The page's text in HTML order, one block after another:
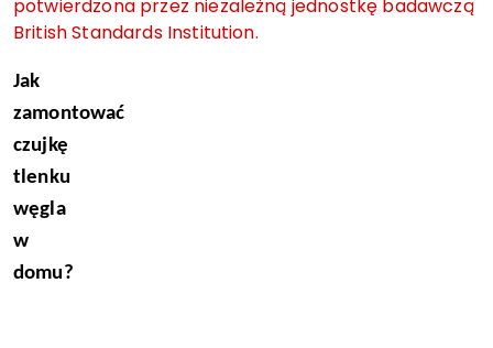
potwierdzona przez niezależną jednostkę badawczą
British Standards Institution.
Jak
zamontować
czujkę
tlenku
węgla
w
domu?